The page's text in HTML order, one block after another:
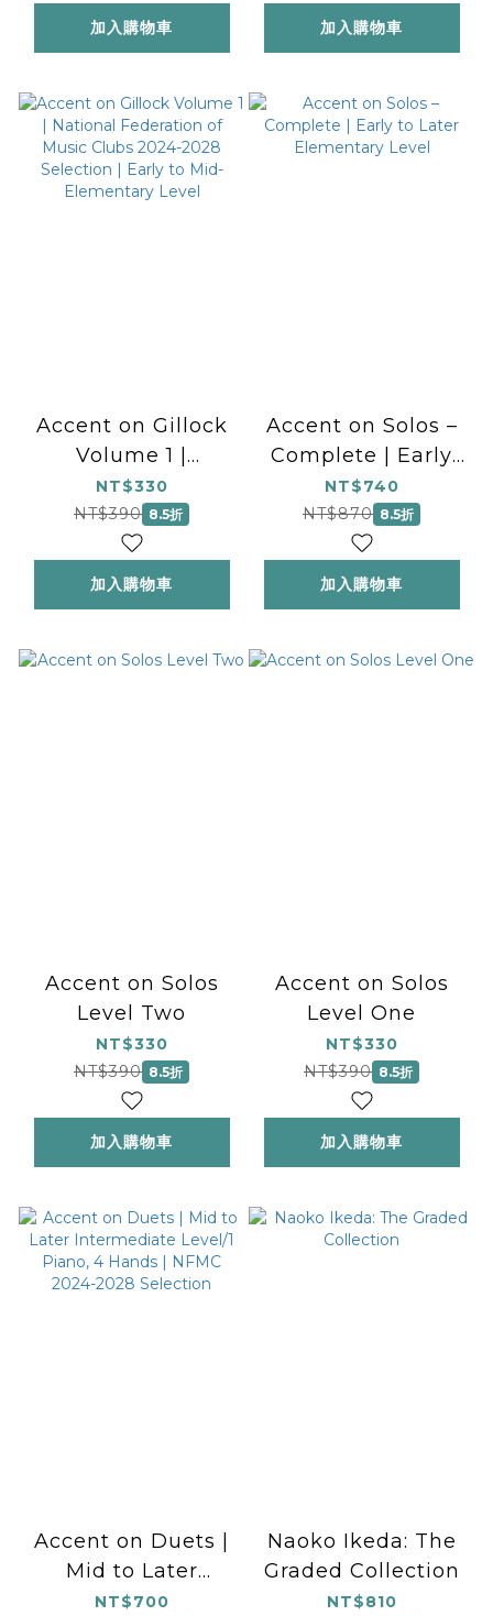
加入購物車 加入購物車
Accent on Gillock
Volume 1 |
National
Federation of
Music Clubs 2024-
2028 Selection |
Early to Mid-
NT$330
NT$390 8.5折
加入購物車
Accent on Solos –
Complete | Early
to Later
Elementary Level
NT$740
NT$870 8.5折
加入購物車
Accent on Solos
Level Two
NT$330
NT$390 8.5折
加入購物車
Accent on Solos
Level One
NT$330
NT$390 8.5折
加入購物車
Accent on Duets |
Mid to Later
Intermediate
NT$700
Naoko Ikeda: The
Graded Collection
NT$810